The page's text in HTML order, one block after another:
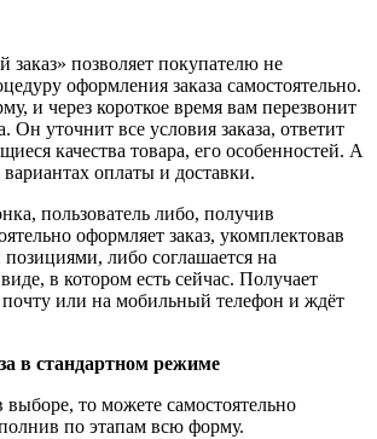
позволяет покупателю не
оформления заказа самостоятельно.
и через короткое время вам перезвонит
Он уточнит все условия заказа, ответит
качества товара, его особенностей. А
оплаты и доставки.
пользователь либо, получив
оформляет заказ, укомплектовав
либо соглашается на
в котором есть сейчас. Получает
или на мобильный телефон и ждёт
в стандартном режиме
то можете самостоятельно
по этапам всю форму.